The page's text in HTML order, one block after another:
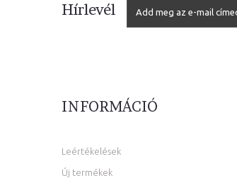
Hírlevél
INFORMÁCIÓ
Leértékelések
Új termékek